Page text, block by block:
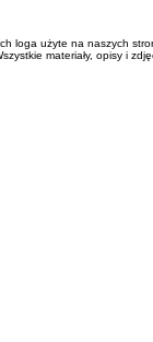
loga użyte na naszych
materiały, opisy i